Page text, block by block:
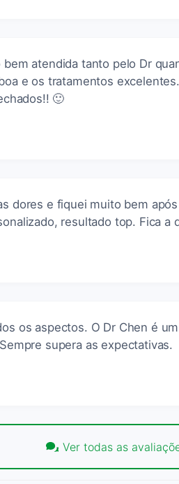
atendida tanto pelo Dr
e os tratamentos
🙂
dores e fiquei muito bem
resultado top. Fica a
os aspectos. O Dr Chen é
supera as expectativas.
Ver todas as